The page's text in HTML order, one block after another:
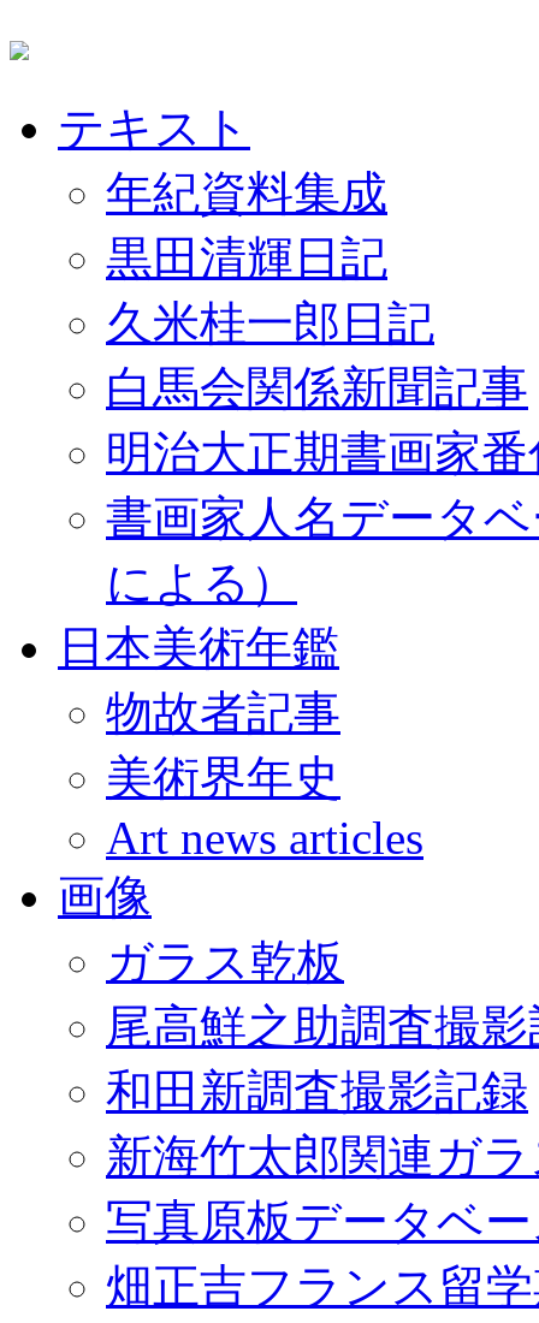
テキスト
年紀資料集成
黒田清輝日記
久米桂一郎日記
白馬会関係新聞記事
明治大正期書画家
書画家人名データ
による）
日本美術年鑑
物故者記事
美術界年史
Art news articles
画像
ガラス乾板
尾高鮮之助調査撮
和田新調査撮影記録
新海竹太郎関連ガ
写真原板データベ
畑正吉フランス留